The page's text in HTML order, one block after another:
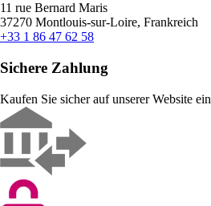
11 rue Bernard Maris
37270 Montlouis-sur-Loire, Frankreich
+33 1 86 47 62 58
Sichere Zahlung
Kaufen Sie sicher auf unserer Website ein